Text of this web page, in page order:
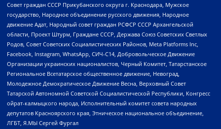
Совет граждан СССР Прикубанского округа г. Краснодара, Мужское
государство, Народное объединение русского движения, Народное
движение Адат, Народный совет граждан РСФСР СССР Архангельской
области, Проект Штурм, Граждане СССР, Держава Союз Советских Светлых
Родов, Совет Советских Социалистических Районов, Meta Platforms Inc,
Facebook, Instagram, WhatsApp, СИЧ-С14, Добровольческое Движение
Организации украинских националистов, Черный Комитет, Татарстанское
Региональное Всетатарское общественное движение, Невоград,
Молодежное Демократическое Движение Весна, Верховный Совет
Татарской Автономной Советской Социалистической Республики, Конгресс
ойрат-калмыцкого народа, Исполнительный комитет совета народных
депутатов Красноярского края, Этническое национальное объединение,
ЛГБТ, Я.МЫ Сергей Фургал